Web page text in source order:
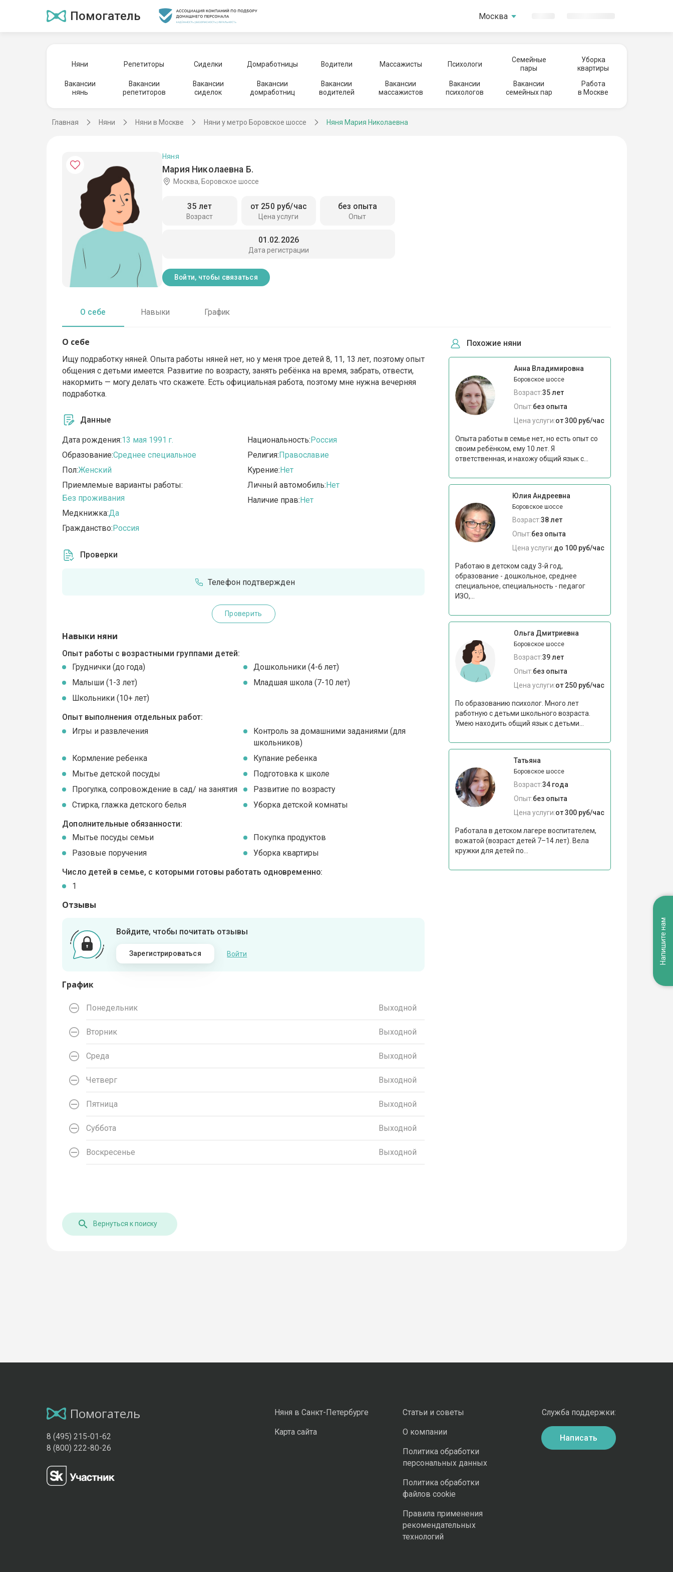
Помогатель Москва
Няни Репетиторы Сиделки Домработницы Водители Массажисты Психологи
Семейные
пары
Уборка
квартиры
Вакансии
нянь
Вакансии
репетиторов
Вакансии
сиделок
Вакансии
домработниц
Вакансии
водителей
Вакансии
массажистов
Вакансии
психологов
Вакансии
семейных пар
Работа
в Москве
Главная Няни Няни в Москве Няни у метро Боровское шоссе Няня Мария Николаевна
Мария Николаевна Б.
Няня
Москва, Боровское шоссе
Возраст
35 лет
Цена услуги
от 250 руб/час
Опыт
без опыта
Дата регистрации
01.02.2026
Войти, чтобы связаться
О себе Навыки График
О себе
Ищу подработку няней. Опыта работы няней нет, но у меня трое детей 8, 11, 13 лет, поэтому опыт
общения с детьми имеется. Развитие по возрасту, занять ребёнка на время, забрать, отвести,
накормить — могу делать что скажете. Есть официальная работа, поэтому мне нужна вечерняя
подработка.
Данные
Дата рождения:13 мая 1991 г.
Образование:Среднее специальное
Пол:Женский
Приемлемые варианты работы:
Без проживания
Медкнижка:Да
Гражданство:Россия
Национальность:Россия
Религия:Православие
Курение:Нет
Личный автомобиль:Нет
Наличие прав:Нет
Проверки
Телефон подтвержден
Проверить
Навыки няни
Опыт работы с возрастными группами детей:
Груднички (до года)
Дошкольники (4-6 лет)
Малыши (1-3 лет)
Младшая школа (7-10 лет)
Школьники (10+ лет)
Опыт выполнения отдельных работ:
Игры и развлечения
Контроль за домашними заданиями (для
школьников)
Кормление ребенка
Купание ребенка
Мытье детской посуды
Подготовка к школе
Прогулка, сопровождение в сад/ на занятия
Развитие по возрасту
Стирка, глажка детского белья
Уборка детской комнаты
Дополнительные обязанности:
Мытье посуды семьи
Покупка продуктов
Разовые поручения
Уборка квартиры
Число детей в семье, с которыми готовы работать одновременно:
1
Отзывы
Войдите, чтобы почитать отзывы
Зарегистрироваться Войти
График
Понедельник Выходной
Вторник Выходной
Среда Выходной
Четверг Выходной
Пятница Выходной
Суббота Выходной
Воскресенье Выходной
Похожие няни
Анна Владимировна
Боровское шоссе
Возраст:35 лет
Опыт:без опыта
Цена услуги:от 300 руб/час
Опыта работы в семье нет, но есть опыт со
своим ребëнком, ему 10 лет. Я
ответственная, и нахожу общий язык с...
Юлия Андреевна
Боровское шоссе
Возраст:38 лет
Опыт:без опыта
Цена услуги:до 100 руб/час
Работаю в детском саду 3-й год,
образование - дошкольное, среднее
специальное, специальность - педагог
ИЗО,...
Ольга Дмитриевна
Боровское шоссе
Возраст:39 лет
Опыт:без опыта
Цена услуги:от 250 руб/час
По образованию психолог. Много лет
работную с детьми школьного возраста.
Умею находить общий язык с детьми...
Татьяна
Боровское шоссе
Возраст:34 года
Опыт:без опыта
Цена услуги:от 300 руб/час
Работала в детском лагере воспитателем,
вожатой (возраст детей 7–14 лет). Вела
кружки для детей по...
Вернуться к поиску
Помогатель
8 (495) 215-01-62
8 (800) 222-80-26
Няня в Санкт-Петербурге
Карта сайта
Статьи и советы
О компании
Политика обработки
персональных данных
Политика обработки
файлов cookie
Правила применения
рекомендательных
технологий
Служба поддержки:
Написать
Напишите нам